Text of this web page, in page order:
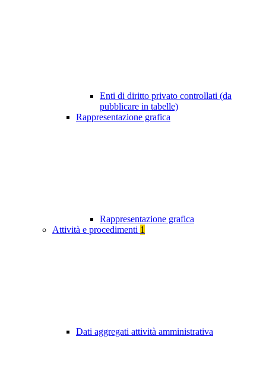
Enti di diritto privato controllati (da
pubblicare in tabelle)
Rappresentazione grafica
Rappresentazione grafica
Attività e procedimenti 1
Dati aggregati attività amministrativa